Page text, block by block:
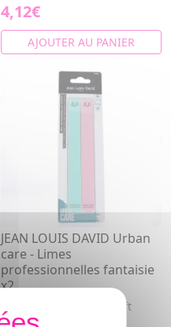
4,12€
AJOUTER AU PANIER
JEAN LOUIS DAVID Urban
care - Limes
professionnelles fantaisie
x2
Limes à ongles doux soft
#240/#320